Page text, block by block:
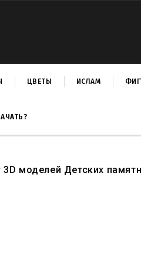
ЦВЕТЫ ИСЛАМ
3D моделей Детских